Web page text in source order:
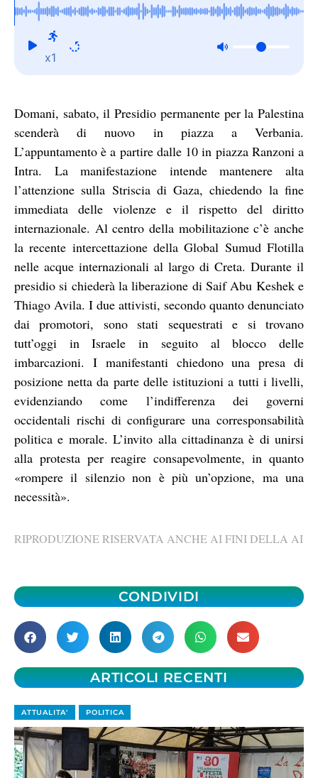
permanente per la Palestina
x1
Domani, sabato, il Presidio permanente per la Palestina
scenderà di nuovo in piazza a Verbania.
L’appuntamento è a partire dalle 10 in piazza Ranzoni a
Intra. La manifestazione intende mantenere alta
l’attenzione sulla Striscia di Gaza, chiedendo la fine
immediata delle violenze e il rispetto del diritto
internazionale. Al centro della mobilitazione c’è anche
la recente intercettazione della Global Sumud Flotilla
nelle acque internazionali al largo di Creta. Durante il
presidio si chiederà la liberazione di Saif Abu Keshek e
Thiago Avila. I due attivisti, secondo quanto denunciato
dai promotori, sono stati sequestrati e si trovano
tutt’oggi in Israele in seguito al blocco delle
imbarcazioni. I manifestanti chiedono una presa di
posizione netta da parte delle istituzioni a tutti i livelli,
evidenziando come l’indifferenza dei governi
occidentali rischi di configurare una corresponsabilità
politica e morale. L’invito alla cittadinanza è di unirsi
alla protesta per reagire consapevolmente, in quanto
«rompere il silenzio non è più un’opzione, ma una
necessità».
RIPRODUZIONE RISERVATA ANCHE AI FINI DELLA AI
CONDIVIDI
ARTICOLI RECENTI
ATTUALITA' POLITICA